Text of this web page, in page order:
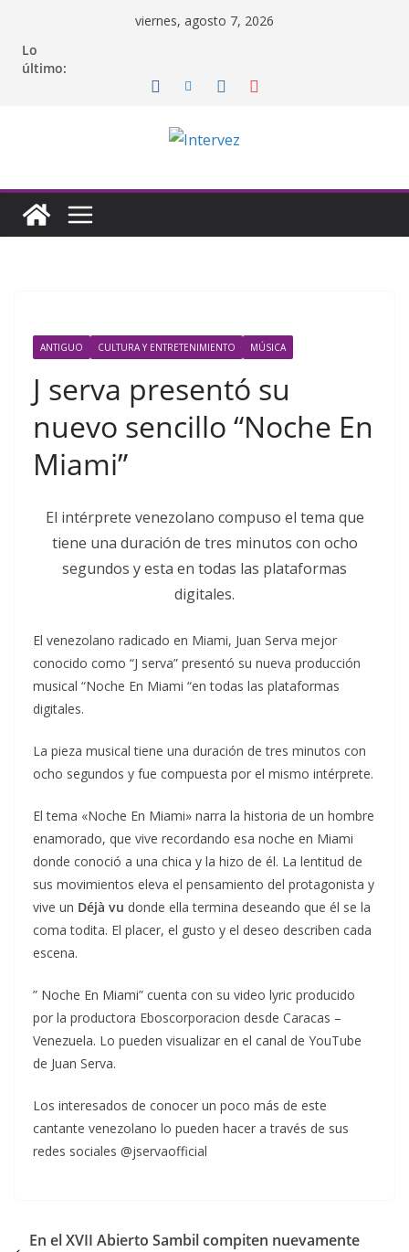
contenido
viernes, agosto 7, 2026
Lo
último:
ANTIGUO CULTURA Y ENTRETENIMIENTO MÚSICA
J serva presentó su
nuevo sencillo “Noche En
Miami”
El intérprete venezolano compuso el tema que
tiene una duración de tres minutos con ocho
segundos y esta en todas las plataformas
digitales.
El venezolano radicado en Miami, Juan Serva mejor
conocido como “J serva” presentó su nueva producción
musical “Noche En Miami “en todas las plataformas
digitales.
La pieza musical tiene una duración de tres minutos con
ocho segundos y fue compuesta por el mismo intérprete.
El tema «Noche En Miami» narra la historia de un hombre
enamorado, que vive recordando esa noche en Miami
donde conoció a una chica y la hizo de él. La lentitud de
sus movimientos eleva el pensamiento del protagonista y
vive un Déjà vu donde ella termina deseando que él se la
coma todita. El placer, el gusto y el deseo describen cada
escena.
” Noche En Miami” cuenta con su video lyric producido
por la productora Eboscorporacion desde Caracas –
Venezuela. Lo pueden visualizar en el canal de YouTube
de Juan Serva.
Los interesados de conocer un poco más de este
cantante venezolano lo pueden hacer a través de sus
redes sociales @jservaofficial
En el XVII Abierto Sambil compiten nuevamente